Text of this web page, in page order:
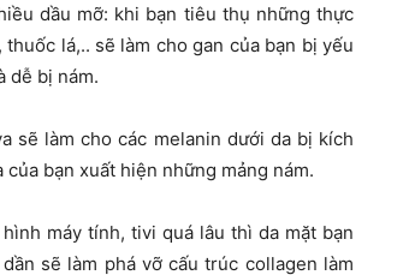
dầu mỡ: khi bạn tiêu thụ những thực
lá,.. sẽ làm cho gan của bạn bị yếu
dễ bị nám.
sẽ làm cho các melanin dưới da bị kích
bạn xuất hiện những mảng nám.
máy tính, tivi quá lâu thì da mặt bạn
sẽ làm phá vỡ cấu trúc collagen làm